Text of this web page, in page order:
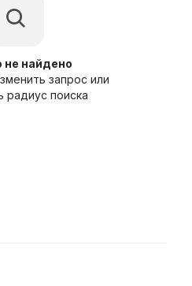
не найдено
запрос или
радиус поиска